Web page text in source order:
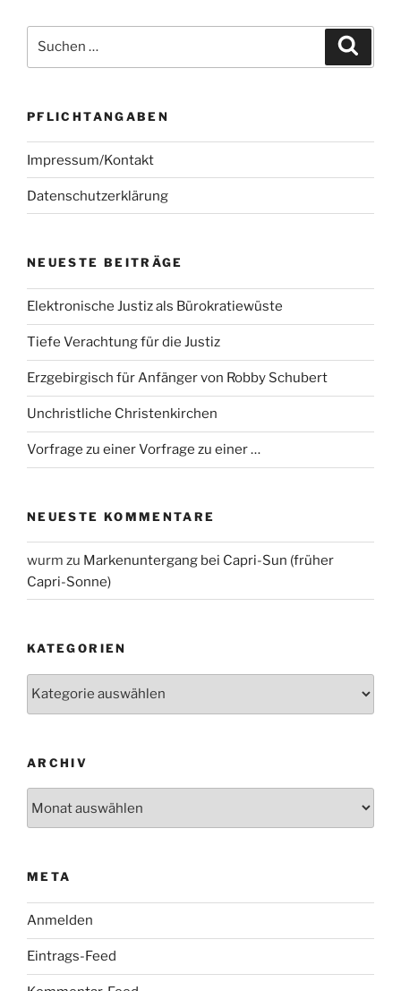
nach:
PFLICHTANGABEN
Impressum/Kontakt
Datenschutzerklärung
NEUESTE BEITRÄGE
Elektronische Justiz als Bürokratiewüste
Tiefe Verachtung für die Justiz
Erzgebirgisch für Anfänger von Robby Schubert
Unchristliche Christenkirchen
Vorfrage zu einer Vorfrage zu einer …
NEUESTE KOMMENTARE
wurm zu Markenuntergang bei Capri-Sun (früher
Capri-Sonne)
KATEGORIEN
ARCHIV
META
Anmelden
Eintrags-Feed